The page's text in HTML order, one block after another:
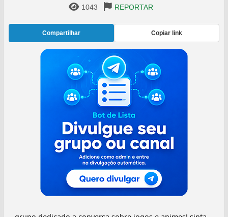
1043
REPORTAR
Compartilhar Copiar link